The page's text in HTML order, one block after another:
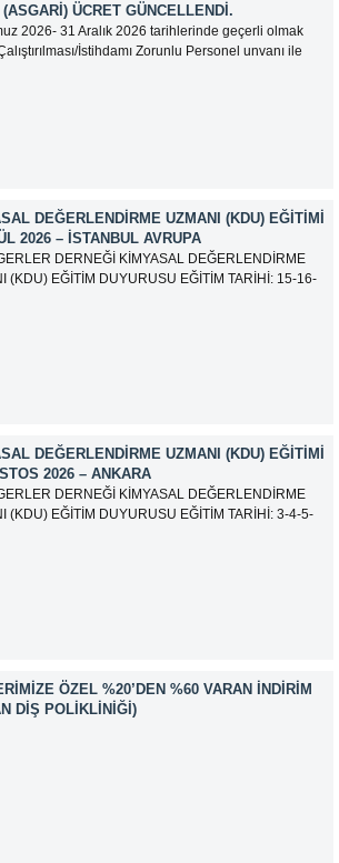
ÜCRET GÜNCELLENDI.
2026- 31 Aralık 2026 tarihlerinde geçerli olmak
İstihdamı Zorunlu Personel unvanı ile
DEĞERLENDIRME UZMANI (KDU) EĞITIMI
2026 – İSTANBUL AVRUPA
DERNEĞİ KİMYASAL DEĞERLENDİRME
(KDU) EĞİTİM DUYURUSU EĞİTİM TARİHİ: 15-16-
DEĞERLENDIRME UZMANI (KDU) EĞITIMI
2026 – ANKARA
DERNEĞİ KİMYASAL DEĞERLENDİRME
(KDU) EĞİTİM DUYURUSU EĞİTİM TARİHİ: 3-4-5-
ÖZEL %20’DEN %60 VARAN İNDIRIM
DIŞ POLIKLINIĞI)